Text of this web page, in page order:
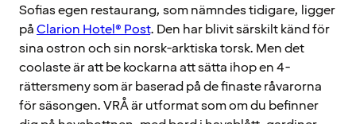
Sofias egen restaurang, som nämndes tidigare, ligger
påClarion Hotel® Post. Den har blivit särskilt känd för
sina ostron och sin norsk-arktiska torsk. Men det
coolaste är att be kockarna att sätta ihop en 4-
rättersmeny som är baserad på de finaste råvarorna
för säsongen. VRÅ är utformat som om du befinner